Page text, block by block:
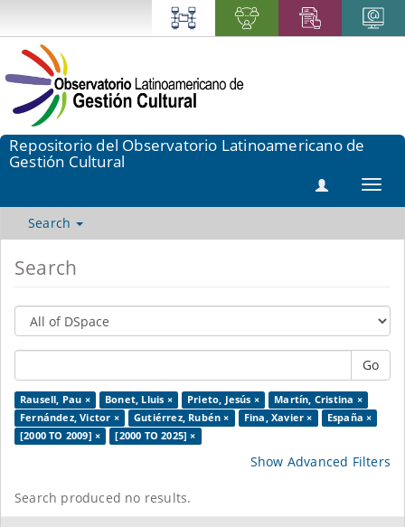
Repositorio del Observatorio Latinoamericano de
Gestión Cultural
Search
Search
Go
Rausell, Pau × Bonet, Lluis × Prieto, Jesús ×
Martín, Cristina ×
Fernández, Victor ×
Gutiérrez, Rubén × Fina, Xavier ×
España ×
[2000 TO 2009] ×
[2000 TO 2025] ×
Show Advanced Filters
Search produced no results.